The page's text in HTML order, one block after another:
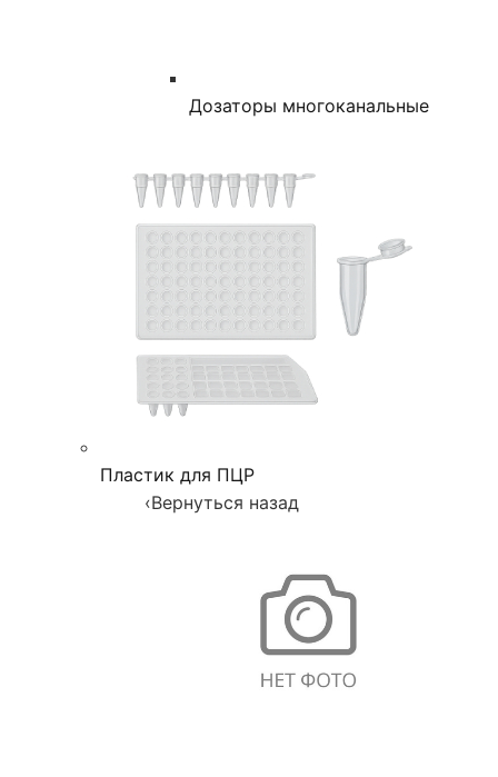
Дозаторы многоканальные
Пластик для ПЦР
‹Вернуться назад